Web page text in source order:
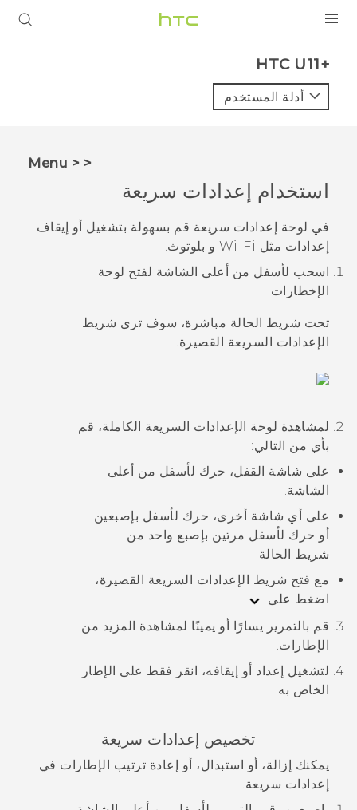
VIVE
VIVERSE
البرامج + التطبيقات
الدعم
أجهزة HTC والملحقات
HTC U11+‎
أدلة المستخدم
< < Menu
استخدام إعدادات سريعة
في لوحة إعدادات سريعة قم بسهولة بتشغيل أو إيقاف
إعدادات مثل Wi‍-Fi و بلوتوث.
اسحب لأسفل من أعلى الشاشة لفتح لوحة
الإخطارات.
تحت شريط الحالة مباشرة، سوف ترى شريط
الإعدادات السريعة القصيرة.
لمشاهدة لوحة الإعدادات السريعة الكاملة، قم
بأي من التالي:
على شاشة القفل، حرك لأسفل من أعلى
الشاشة.
على أي شاشة أخرى، حرك لأسفل بإصبعين
أو حرك لأسفل مرتين بإصبع واحد من
شريط الحالة.
مع فتح شريط الإعدادات السريعة القصيرة،
اضغط على
قم بالتمرير يسارًا أو يمينًا لمشاهدة المزيد من
الإطارات.
لتشغيل إعداد أو إيقافه، انقر فقط على الإطار
الخاص به.
تخصيص إعدادات سريعة
يمكنك إزالة، أو استبدال، أو إعادة ترتيب الإطارات في
إعدادات سريعة.